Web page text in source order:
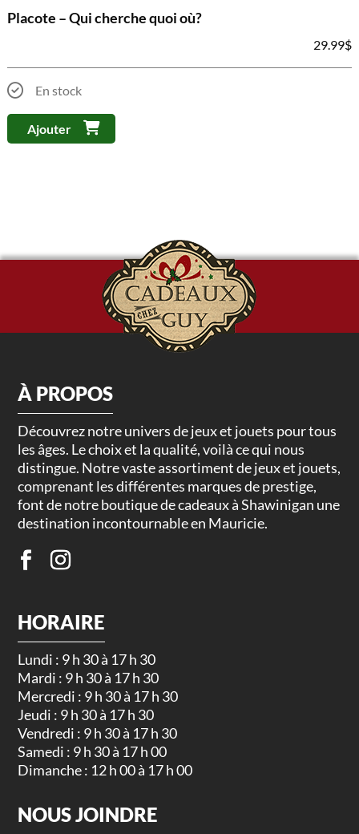
Placote – Qui cherche quoi où?
29.99$
En stock
Ajouter
À PROPOS
Découvrez notre univers de jeux et jouets pour tous
les âges. Le choix et la qualité, voilà ce qui nous
distingue. Notre vaste assortiment de jeux et jouets,
comprenant les différentes marques de prestige,
font de notre boutique de cadeaux à Shawinigan une
destination incontournable en Mauricie.
HORAIRE
Lundi : 9 h 30 à 17 h 30
Mardi : 9 h 30 à 17 h 30
Mercredi : 9 h 30 à 17 h 30
Jeudi : 9 h 30 à 17 h 30
Vendredi : 9 h 30 à 17 h 30
Samedi : 9 h 30 à 17 h 00
Dimanche : 12 h 00 à 17 h 00
NOUS JOINDRE